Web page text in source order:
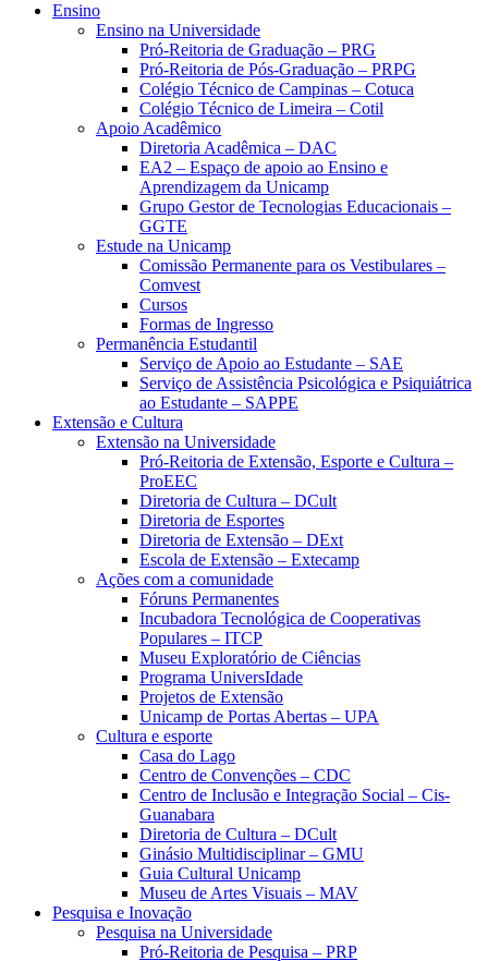
Ensino
Ensino na Universidade
Pró-Reitoria de Graduação – PRG
Pró-Reitoria de Pós-Graduação – PRPG
Colégio Técnico de Campinas – Cotuca
Colégio Técnico de Limeira – Cotil
Apoio Acadêmico
Diretoria Acadêmica – DAC
EA2 – Espaço de apoio ao Ensino e
Aprendizagem da Unicamp
Grupo Gestor de Tecnologias Educacionais –
GGTE
Estude na Unicamp
Comissão Permanente para os Vestibulares –
Comvest
Cursos
Formas de Ingresso
Permanência Estudantil
Serviço de Apoio ao Estudante – SAE
Serviço de Assistência Psicológica e Psiquiátrica
ao Estudante – SAPPE
Extensão e Cultura
Extensão na Universidade
Pró-Reitoria de Extensão, Esporte e Cultura –
ProEEC
Diretoria de Cultura – DCult
Diretoria de Esportes
Diretoria de Extensão – DExt
Escola de Extensão – Extecamp
Ações com a comunidade
Fóruns Permanentes
Incubadora Tecnológica de Cooperativas
Populares – ITCP
Museu Exploratório de Ciências
Programa UniversIdade
Projetos de Extensão
Unicamp de Portas Abertas – UPA
Cultura e esporte
Casa do Lago
Centro de Convenções – CDC
Centro de Inclusão e Integração Social – Cis-
Guanabara
Diretoria de Cultura – DCult
Ginásio Multidisciplinar – GMU
Guia Cultural Unicamp
Museu de Artes Visuais – MAV
Pesquisa e Inovação
Pesquisa na Universidade
Pró-Reitoria de Pesquisa – PRP